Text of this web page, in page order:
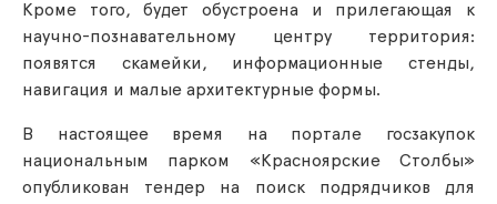
Кроме того, будет обустроена и прилегающая к
научно-познавательному центру территория:
появятся скамейки, информационные стенды,
навигация и малые архитектурные формы.
В настоящее время на портале госзакупок
национальным парком «Красноярские Столбы»
опубликован тендер на поиск подрядчиков для